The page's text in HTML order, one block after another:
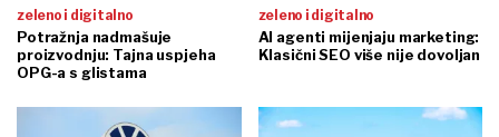
zeleno i digitalno
Potražnja nadmašuje
proizvodnju: Tajna uspjeha
OPG-a s glistama
zeleno i digitalno
AI agenti mijenjaju marketing:
Klasični SEO više nije dovoljan